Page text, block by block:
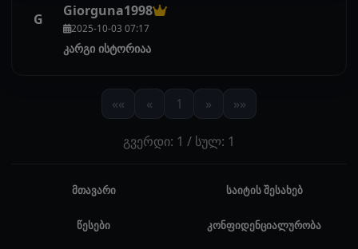
G Giorguna1998
2025-10-03 07:17
კარგი ისტორიაა
«« « 1 » »»
გვერდი: 1 / სულ: 1
მთავარი საიტის შესახებ
წესები კონფიდენციალურობა